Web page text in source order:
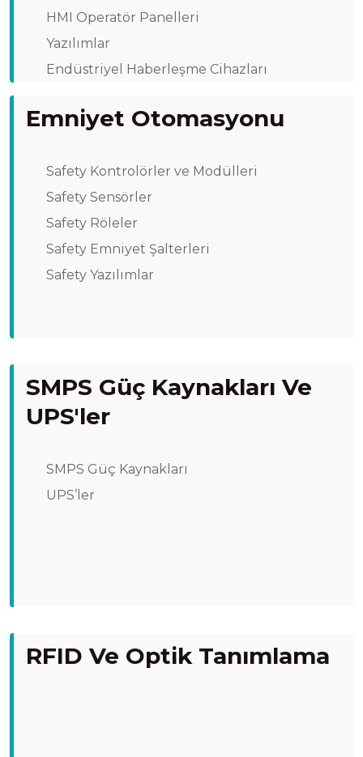
HMI Operatör Panelleri
Yazılımlar
Endüstriyel Haberleşme Cihazları
Emniyet Otomasyonu
Safety Kontrolörler ve Modülleri
Safety Sensörler
Safety Röleler
Safety Emniyet Şalterleri
Safety Yazılımlar
SMPS Güç Kaynakları Ve
UPS'ler
SMPS Güç Kaynakları
UPS’ler
RFID Ve Optik Tanımlama